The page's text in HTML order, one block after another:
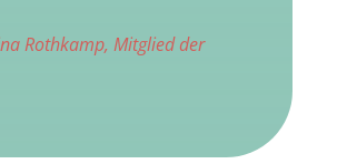
Rothkamp, Mitglied der